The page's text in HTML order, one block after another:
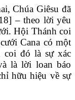
Chúa Giêsu đã
– theo lời yêu
Hội Thánh coi
Cana có một
coi đó là sự xác
là lời loan báo
hữu hiệu về sự